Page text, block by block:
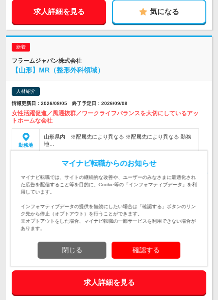
求人詳細を見る 気になる
フラームジャパン株式会社
【山形】MR（整形外科領域）
人材紹介
情報更新日：2026/08/05 終了予定日：2026/09/08
女性活躍促進／風通抜群／ワークライフバランスを大切にしているアッ
トホームな会社
勤務地
山形県内 ※配属先により異なる ※配属先により異なる 勤務
地…
年収:600万～800万程度 年俸制 給与:■経験、スキル、年齢を
【職務概要】 同社顧客の製薬メーカーにて、MR(医薬品営業)
としてご就業いただきます。 ダイバーシティーに力を入れる
先の製薬メーカーへ…
対象と
【必須】 ・MRとしての実務経験 ・第一種運転免許普通自動車
求人管理No. 408949206
求人詳細を見る
マイナビ転職からのお知らせ
マイナビ転職では、サイトの継続的な改善や、ユーザーのみなさまに最適化され
た広告を配信すること等を目的に、Cookie等の「インフォマティブデータ」を利
用しています。
インフォマティブデータの提供を無効にしたい場合は「確認する」ボタンのリン
ク先から停止（オプトアウト）を行うことができます。
※オプトアウトをした場合、マイナビ転職の一部サービスを利用できない場合が
あります。
閉じる 確認する